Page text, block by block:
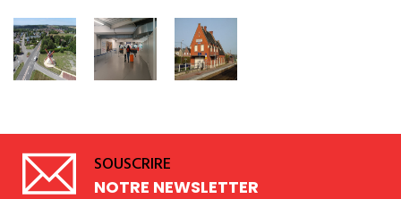
SOUSCRIRE
NOTRE NEWSLETTER